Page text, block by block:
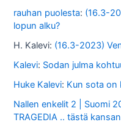
rauhan puolesta: (16.3-
lopun alku?
H. Kalevi: (16.3-2023)
Kalevi: Sodan julma
Huke Kalevi: Kun sota on
Nallen enkelit 2 | Suomi
TRAGEDIA .. tästä